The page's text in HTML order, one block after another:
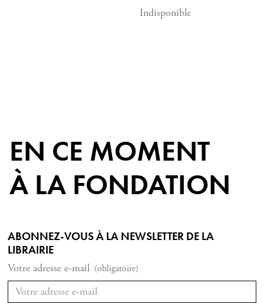
Indisponible
EN CE MOMENT
À LA FONDATION
ABONNEZ-VOUS À LA NEWSLETTER DE LA
LIBRAIRIE
Votre adresse e-mail (obligatoire)